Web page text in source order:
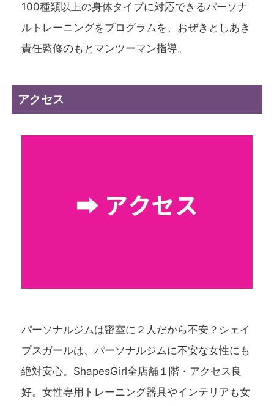
100種類以上の身体タイプに対応できるパーソナ
ルトレーニングをプログラムを、おぜきとしあき
責任監修のもとマンツーマン指導。
アクセス
パーソナルジムは密室に２人だから不安？シェイ
プスガールは、パーソナルジムに不安な女性にも
絶対安心。ShapesGirl全店舗１階・アクセス良
好。女性専用トレーニング器具やインテリアも女